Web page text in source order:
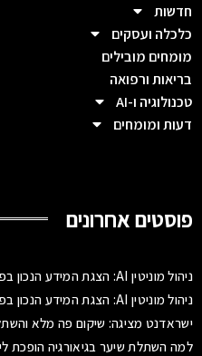
חדשות
כלכלה ועסקים
מומחים מובילים
בריאות ורפואה
טכנולוגיה ו-AI
דעות ומומחים
פוסטים אחרונים
ניהול מוניטין AI: הצגת המידע הנכון בפני בוטים ומנועי תשובות
ניהול מוניטין AI: הצגת המידע הנכון בפני בוטים ומנועי תשובות
ישראדנט מציגה: שיקום פה מלא
למה השתלת שיער בגיאורגיה הופכת